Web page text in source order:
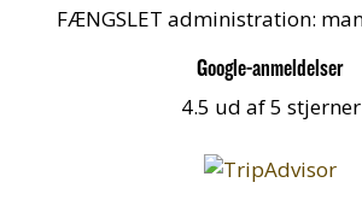
FÆNGSLET administration:
Google-anmeldelser
4.5 ud af 5 stjerner